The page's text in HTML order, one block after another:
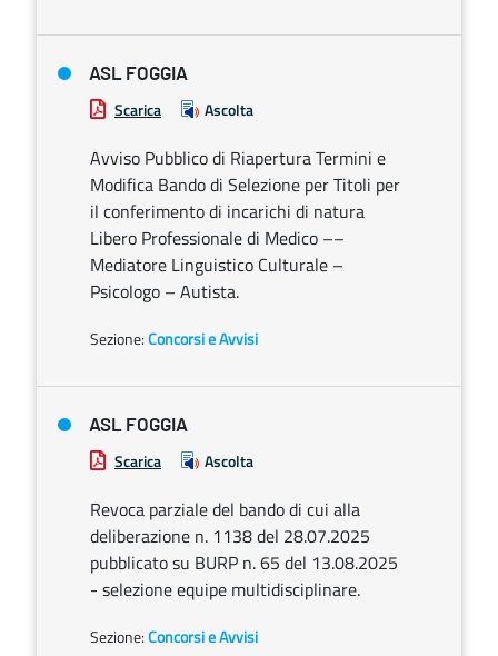
ASL FOGGIA
Scarica Ascolta
Avviso Pubblico di Riapertura Termini e
Modifica Bando di Selezione per Titoli per
il conferimento di incarichi di natura
Libero Professionale di Medico ––
Mediatore Linguistico Culturale –
Psicologo – Autista.
Sezione:Concorsi e Avvisi
ASL FOGGIA
Scarica Ascolta
Revoca parziale del bando di cui alla
deliberazione n. 1138 del 28.07.2025
pubblicato su BURP n. 65 del 13.08.2025
- selezione equipe multidisciplinare.
Sezione:Concorsi e Avvisi